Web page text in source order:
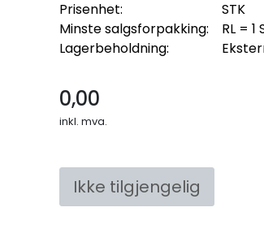
Prisenhet:
STK
Minste salgsforpakking:
RL = 1
Lagerbeholdning:
0,00
inkl. mva.
Ikke tilgjengelig